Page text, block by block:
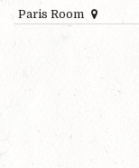
Paris Room